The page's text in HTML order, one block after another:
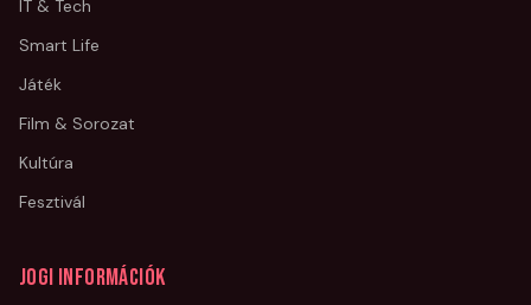
IT & Tech
Smart Life
Játék
Film & Sorozat
Kultúra
Fesztivál
Jogi információk